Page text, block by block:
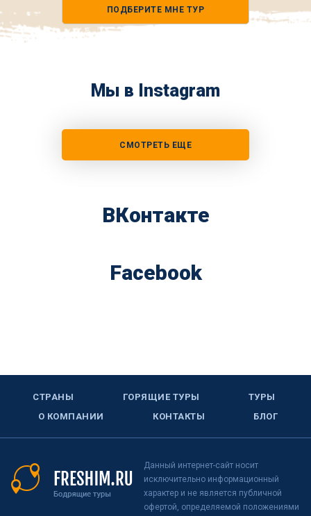
ПОДБЕРИТЕ МНЕ ТУР
Мы в Instagram
СМОТРЕТЬ ЕЩЕ
ВКонтакте
Facebook
СТРАНЫ ГОРЯЩИЕ ТУРЫ
ТУРЫ
О КОМПАНИИ
КОНТАКТЫ БЛОГ
Данный интернет-сайт носит
исключительно информационный
характер и не является публичной
офертой, определяемой положениями